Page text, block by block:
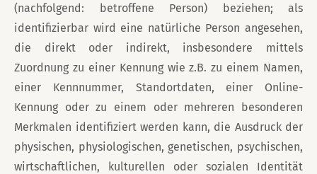
(nachfolgend: betroffene Person) beziehen; als
identifizierbar wird eine natürliche Person angesehen,
die direkt oder indirekt, insbesondere mittels
Zuordnung zu einer Kennung wie z.B. zu einem Namen,
einer Kennnummer, Standortdaten, einer Online-
Kennung oder zu einem oder mehreren besonderen
Merkmalen identifiziert werden kann, die Ausdruck der
physischen, physiologischen, genetischen, psychischen,
wirtschaftlichen, kulturellen oder sozialen Identität